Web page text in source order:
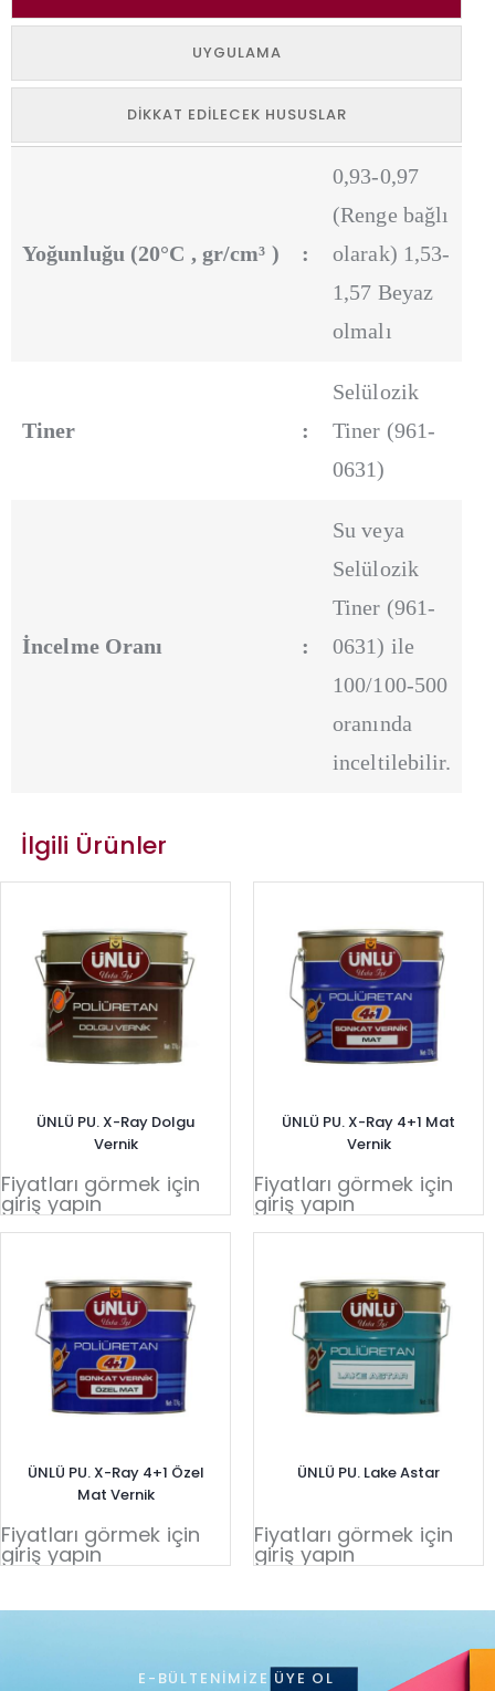
UYGULAMA
DIKKAT EDILECEK HUSUSLAR
Yoğunluğu (20°C , gr/cm³ ) :
0,93-0,97
(Renge bağlı
olarak) 1,53-
1,57 Beyaz
olmalı
Tiner :
Selülozik
Tiner (961-
0631)
İncelme Oranı :
Su veya
Selülozik
Tiner (961-
0631) ile
100/100-500
oranında
inceltilebilir.
İlgili Ürünler
ÜNLÜ PU. X-Ray Dolgu
Vernik
Fiyatları görmek için
giriş yapın
ÜNLÜ PU. X-Ray 4+1 Mat
Vernik
Fiyatları görmek için
giriş yapın
ÜNLÜ PU. X-Ray 4+1 Özel
Mat Vernik
Fiyatları görmek için
giriş yapın
ÜNLÜ PU. Lake Astar
Fiyatları görmek için
giriş yapın
E-BÜLTENIMIZE ÜYE OL